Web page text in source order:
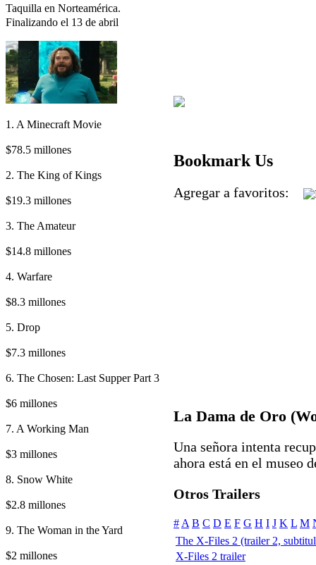
Taquilla en Norteamérica.
Finalizando el 13 de abril
1. A Minecraft Movie
$78.5 millones
2. The King of Kings
$19.3 millones
3. The Amateur
$14.8 millones
4. Warfare
$8.3 millones
5. Drop
$7.3 millones
6. The Chosen: Last Supper Part 3
$6 millones
7. A Working Man
$3 millones
8. Snow White
$2.8 millones
9. The Woman in the Yard
$2 millones
Bookmark Us
Agregar a favoritos:
La Dama de Oro
Una señora intenta
ahora está en el museo
Otros Trailers
# A B C D E F G H I J K L M
The X-Files 2 (trailer 2,
X-Files 2 trailer